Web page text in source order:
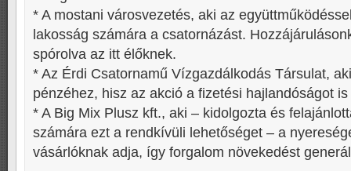
* A mostani városvezetés, aki az
lakosság számára a csatornázást.
spórolva az itt élőknek.
* Az Érdi Csatornamű Vízgazdálkodás Társulat,
pénzéhez, hisz az akció a fizetési hajlandóságot
* A Big Mix Plusz kft., aki – kidolgozta és
számára ezt a rendkívüli lehetőséget – a
vásárlóknak adja, így forgalom növekedést